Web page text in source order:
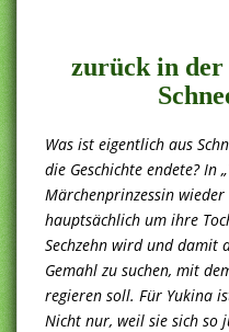
zurück in
Was ist eigentlich aus
die Geschichte endete? In
Märchenprinzessin
hauptsächlich um ihre
Sechzehn wird und damit
Gemahl zu suchen, mit
regieren soll. Für Yukina
Nicht nur, weil sie sich so